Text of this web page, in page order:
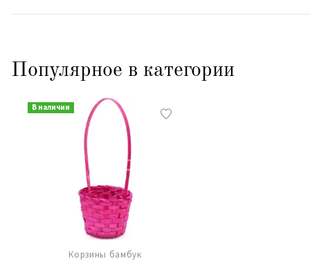
Популярное в категории
В наличии
Корзины бамбук